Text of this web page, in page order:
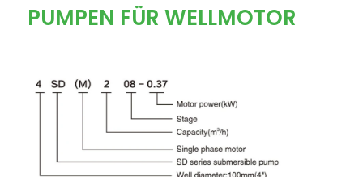
PUMPEN FÜR WELLMOTOR